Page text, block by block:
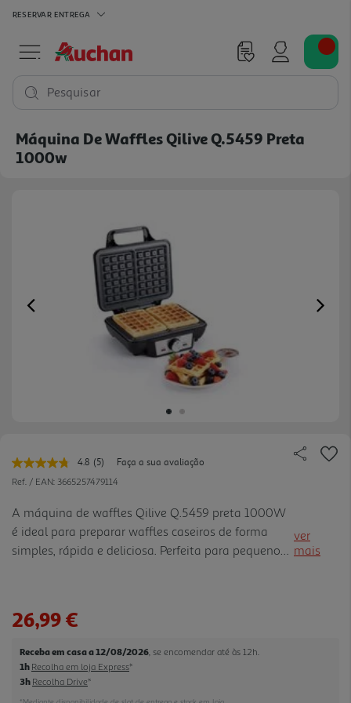
RESERVAR ENTREGA
Pesquisar
Máquina De Waffles Qilive Q.5459 Preta
1000w
Previous
4.8 Leu
5
Link
para
a
mesma
página.
(5)
Faça a sua avaliação
Ref. / EAN: 3665257479114
A máquina de waffles Qilive Q.5459 preta 1000W
é ideal para preparar waffles caseiros de forma
simples, rápida e deliciosa. Perfeita para pequenos-
controlar o nível de cozedura ao seu gosto. As
a massa cole, facilitando a utilização e tornando a
limpeza mais prática no dia a dia. Para maior
ver
mais
26,99 €
Receba em casa a 12/08/2026 , se encomendar até às 12h.
1h Recolha em loja Express*
3h Recolha Drive*